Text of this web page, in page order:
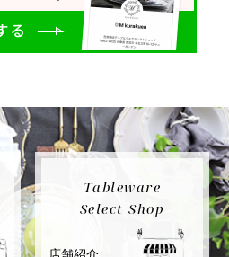
Tableware
Select Shop